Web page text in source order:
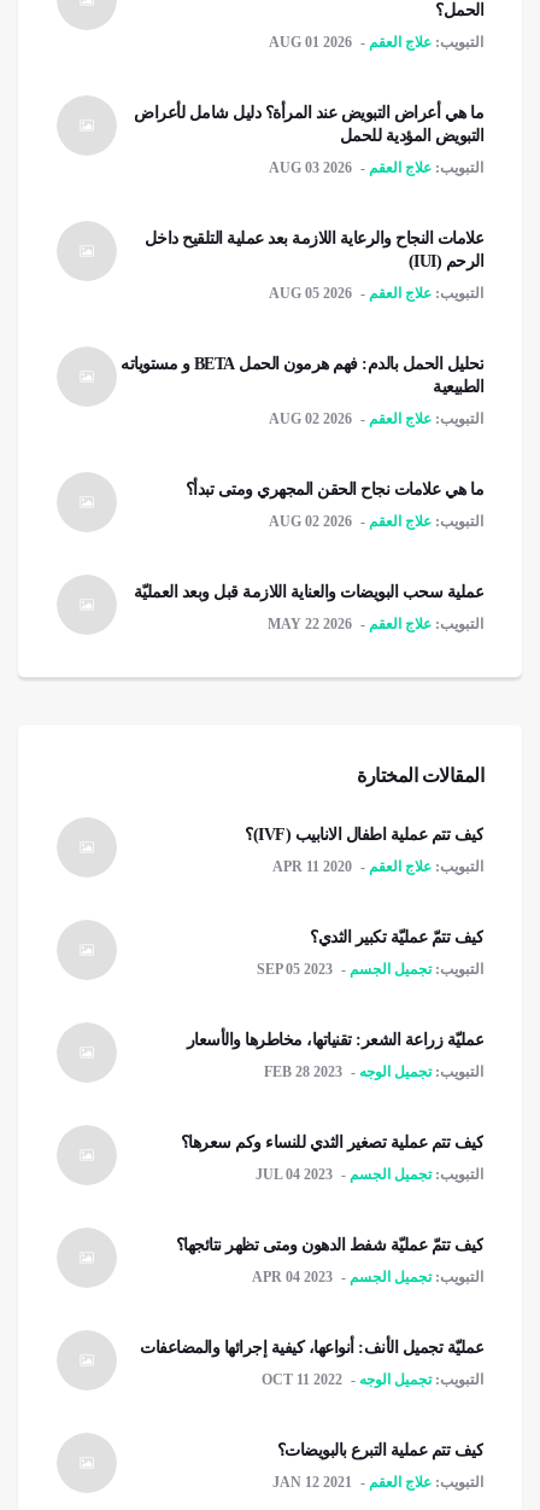
الحمل؟
التبويب: علاج العقم AUG 01 2026
ما هي أعراض التبويض عند المرأة؟ دليل شامل لأعراض
التبويض المؤدية للحمل
التبويب: علاج العقم AUG 03 2026
علامات النجاح والرعاية اللازمة بعد عملية التلقیح داخل
الرحم (IUI)
التبويب: علاج العقم AUG 05 2026
تحليل الحمل بالدم: فهم هرمون الحمل BETA و مستوياته
الطبيعية
التبويب: علاج العقم AUG 02 2026
ما هي علامات نجاح الحقن المجهري ومتى تبدأ؟
التبويب: علاج العقم AUG 02 2026
عملية سحب البويضات والعناية اللازمة قبل وبعد العمليّة
التبويب: علاج العقم MAY 22 2026
المقالات المختارة
كيف تتم عملية اطفال الانابيب (IVF)؟
التبويب: علاج العقم APR 11 2020
كيف تتمّ عمليّة تكبير الثدي؟
التبويب: تجميل الجسم SEP 05 2023
عمليّة زراعة الشعر: تقنياتها، مخاطرها والأسعار
التبويب: تجميل الوجه FEB 28 2023
كيف تتم عملية تصغير الثدي للنساء وكم سعرها؟
التبويب: تجميل الجسم JUL 04 2023
كيف تتمّ عمليّة شفط الدهون ومتى تظهر نتائجها؟
التبويب: تجميل الجسم APR 04 2023
عمليّة تجميل الأنف: أنواعها، كيفية إجرائها والمضاعفات
التبويب: تجميل الوجه OCT 11 2022
كيف تتم عملية التبرع بالبويضات؟
التبويب: علاج العقم JAN 12 2021